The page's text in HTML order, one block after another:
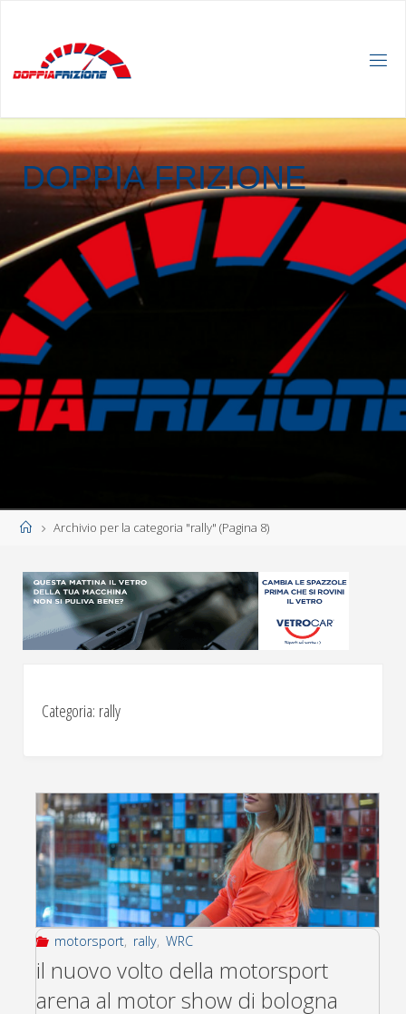
DOPPIA FRIZIONE
HomeArchivio per la categoria "rally" (Pagina 8)
Categoria: rally
motorsport, rally, WRC
il nuovo volto della motorsport
arena al motor show di bologna